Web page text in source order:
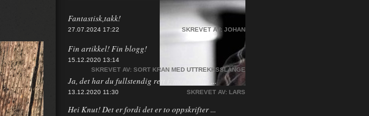
Fantastisk,takk!
27.07.2024 17:22 SKREVET AV: JOHAN
Fin artikkel! Fin blogg!
15.12.2020 13:14
SKREVET AV: SORT KRAN MED UTTREKKSSLANGE
Ja, det har du fullstendig rett i, men jeg ha ...
13.12.2020 11:30 SKREVET AV: LARS
Hei Knut! Det er fordi det er to oppskrifter ...